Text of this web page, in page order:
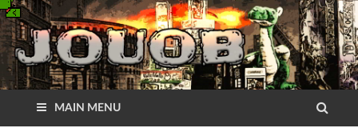
MAIN MENU